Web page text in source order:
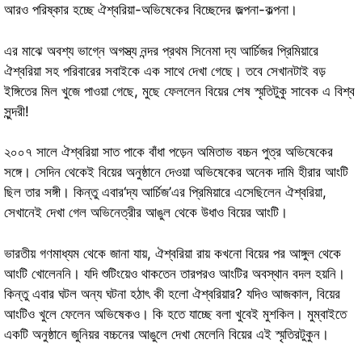
আরও পরিষ্কার হচ্ছে ঐশ্বরিয়া-অভিষেকের বিচ্ছেদের জল্পনা-কল্পনা।
এর মাঝে অবশ্য ভাগ্নে অগস্ত্য নন্দর প্রথম সিনেমা দ্য আর্চিজর প্রিমিয়ারে
ঐশ্বরিয়া সহ পরিবারের সবাইকে এক সাথে দেখা গেছে। তবে সেখানটাই বড়
ইঙ্গিতের মিল খুজে পাওয়া গেছে, মুছে ফেললেন বিয়ের শেষ স্মৃতিটুকু সাবেক এ বিশ্ব
সুন্দরী!
২০০৭ সালে ঐশ্বরিয়া সাত পাকে বাঁধা পড়েন অমিতাভ বচ্চন পুত্র অভিষেকের
সঙ্গে। সেদিন থেকেই বিয়ের অনুষ্ঠানে দেওয়া অভিষেকের অনেক দামি হীরার আংটি
ছিল তার সঙ্গী। কিন্তু এবার‘দ্য আর্চিজ’এর প্রিমিয়ারে এসেছিলেন ঐশ্বরিয়া,
সেখানেই দেখা গেল অভিনেত্রীর আঙুল থেকে উধাও বিয়ের আংটি।
ভারতীয় গণমাধ্যম থেকে জানা যায়, ঐশ্বরিয়া রায় কখনো বিয়ের পর আঙ্গুল থেকে
আংটি খোলেননি। যদি শুটিংয়েও থাকতেন তারপরও আংটির অবস্থান বদল হয়নি।
কিন্তু এবার ঘটল অন্য ঘটনা হঠাৎ কী হলো ঐশ্বরিয়ার? যদিও আজকাল, বিয়ের
আংটিও খুলে ফেলেন অভিষেকও। কি হতে যাচ্ছে বলা খুবেই মুশকিল। মুম্বাইতে
একটি অনুষ্ঠানে জুনিয়র বচ্চনের আঙুলে দেখা মেলেনি বিয়ের এই স্মৃতিরটুকুন।